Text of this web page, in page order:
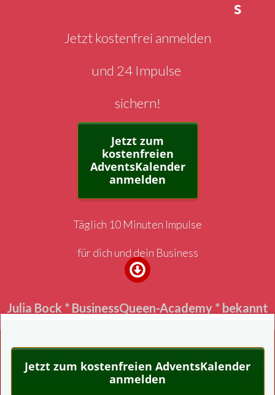
s
Jetzt kostenfrei anmelden
und 24 Impulse
sichern!
Jetzt zum
kostenfreien
AdventsKalender
anmelden
Täglich 10 Minuten Impulse
für dich und dein Business
Julia Bock * BusinessQueen-Academy * bekannt
Jetzt zum kostenfreien AdventsKalender
anmelden